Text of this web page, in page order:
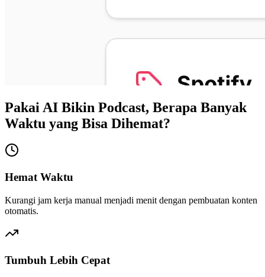
Pakai AI Bikin Podcast, Berapa Banyak
Waktu yang Bisa Dihemat?
Hemat Waktu
Kurangi jam kerja manual menjadi menit dengan pembuatan konten
otomatis.
Tumbuh Lebih Cepat